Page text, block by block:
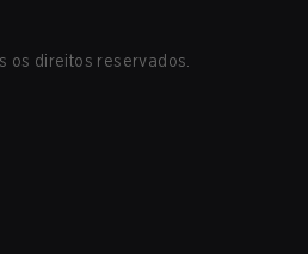
os direitos reservados.